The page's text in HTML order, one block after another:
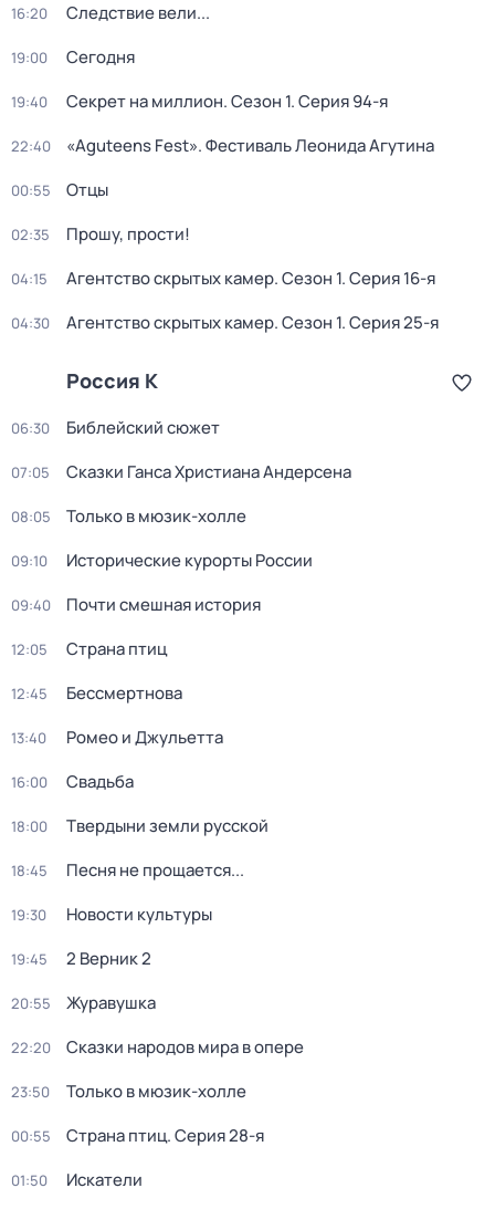
16:20 Следствие вели...
19:00 Сегодня
19:40 Секрет на миллион. Сезон 1. Серия 94-я
22:40 «Aguteens Fest». Фестиваль Леонида Агутина
00:55 Отцы
02:35 Прошу, прости!
04:15 Агентство скрытых камер. Сезон 1. Серия 16-я
04:30 Агентство скрытых камер. Сезон 1. Серия 25-я
Россия К
06:30 Библейский сюжет
07:05 Сказки Ганса Христиана Андерсена
08:05 Только в мюзик-холле
09:10 Исторические курорты России
09:40 Почти смешная история
12:05 Страна птиц
12:45 Бессмертнова
13:40 Ромео и Джульетта
16:00 Свадьба
18:00 Твердыни земли русской
18:45 Песня не прощается...
19:30 Новости культуры
19:45 2 Верник 2
20:55 Журавушка
22:20 Сказки народов мира в опере
23:50 Только в мюзик-холле
00:55 Страна птиц. Серия 28-я
01:50 Искатели